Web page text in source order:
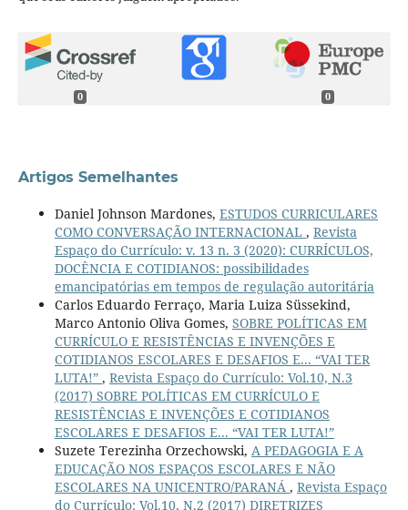
0 0
Artigos Semelhantes
Daniel Johnson Mardones, ESTUDOS CURRICULARES
COMO CONVERSAÇÃO INTERNACIONAL , Revista
Espaço do Currículo: v. 13 n. 3 (2020): CURRÍCULOS,
DOCÊNCIA E COTIDIANOS: possibilidades
emancipatórias em tempos de regulação autoritária
Carlos Eduardo Ferraço, Maria Luiza Süssekind,
Marco Antonio Oliva Gomes, SOBRE POLÍTICAS EM
CURRÍCULO E RESISTÊNCIAS E INVENÇÕES E
COTIDIANOS ESCOLARES E DESAFIOS E... “VAI TER
LUTA!” , Revista Espaço do Currículo: Vol.10, N.3
(2017) SOBRE POLÍTICAS EM CURRÍCULO E
RESISTÊNCIAS E INVENÇÕES E COTIDIANOS
ESCOLARES E DESAFIOS E... “VAI TER LUTA!”
Suzete Terezinha Orzechowski, A PEDAGOGIA E A
EDUCAÇÃO NOS ESPAÇOS ESCOLARES E NÃO
ESCOLARES NA UNICENTRO/PARANÁ , Revista Espaço
do Currículo: Vol.10, N.2 (2017) DIRETRIZES